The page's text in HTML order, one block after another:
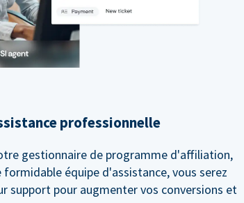
professionnelle
gestionnaire de programme d'affiliation,
équipe d'assistance, vous serez
support pour augmenter vos conversions et